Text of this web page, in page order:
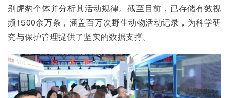
别虎豹个体并分析其活动规律。截至目前，已存储有效视
频1500余万条，涵盖百万次野生动物活动记录，为科学研
究与保护管理提供了坚实的数据支撑。